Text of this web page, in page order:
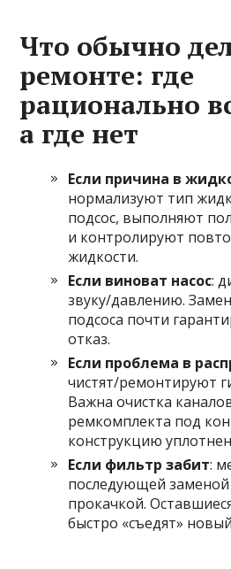
Что обычно
ремонте: где
рационально
а где нет
Если причина в
нормализуют тип
подсос, выполняют
и контролируют
жидкости.
Если виноват насос:
звуку/давлению.
подсоса почти
отказ.
Если проблема в
чистят/ремонтируют
Важна очистка
ремкомплекта под
конструкцию
Если фильтр забит:
последующей
прокачкой.
быстро «съедят»